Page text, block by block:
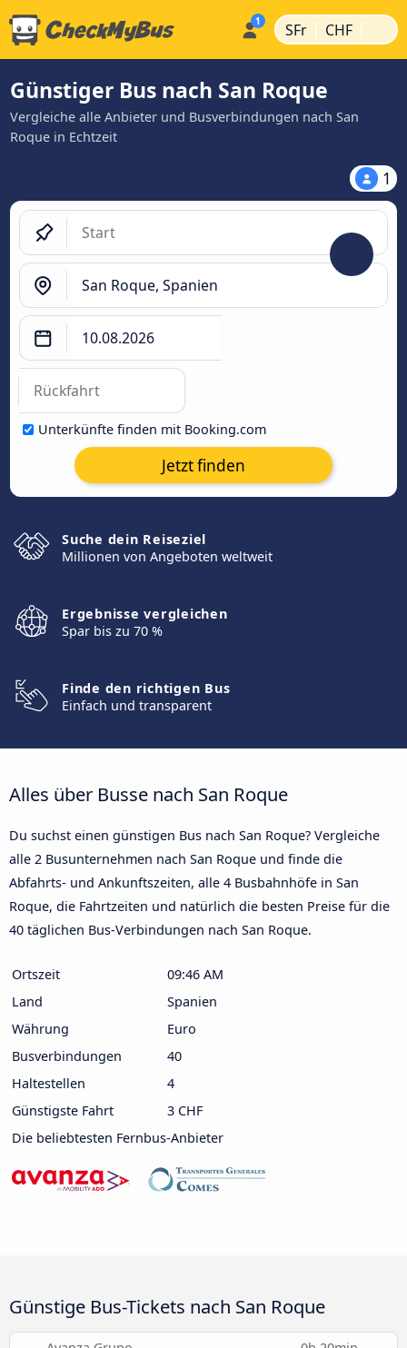
SFr | CHF |
Günstiger Bus nach San Roque
Vergleiche alle Anbieter und Busverbindungen nach San
Roque in Echtzeit
1
Unterkünfte finden mit Booking.com
Jetzt finden
Suche dein Reiseziel
Millionen von Angeboten weltweit
Ergebnisse vergleichen
Spar bis zu 70 %
Finde den richtigen Bus
Einfach und transparent
Alles über Busse nach San Roque
Du suchst einen günstigen Bus nach San Roque? Vergleiche
alle 2 Busunternehmen nach San Roque und finde die
Abfahrts- und Ankunftszeiten, alle 4 Busbahnhöfe in San
Roque, die Fahrtzeiten und natürlich die besten Preise für die
40 täglichen Bus-Verbindungen nach San Roque.
Ortszeit
09:46 AM
Land
Spanien
Währung
Euro
Busverbindungen
40
Haltestellen
4
Günstigste Fahrt
3 CHF
Die beliebtesten Fernbus-Anbieter
Günstige Bus-Tickets nach San Roque